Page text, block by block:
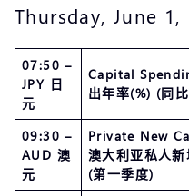
Thursday, June 1,
07:50 –
JPY 日
元
Capital
出年率(%) (同
09:30 –
AUD 澳
元
Private New
澳大利亚私人
(第一季度)